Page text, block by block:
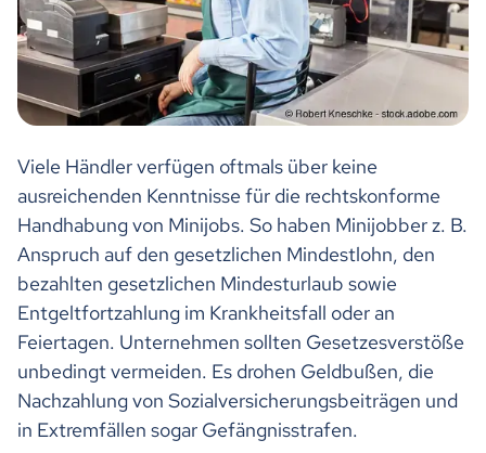
Viele Händler verfügen oftmals über keine
ausreichenden Kenntnisse für die rechtskonforme
Handhabung von Minijobs. So haben Minijobber z. B.
Anspruch auf den gesetzlichen Mindestlohn, den
bezahlten gesetzlichen Mindesturlaub sowie
Entgeltfortzahlung im Krankheitsfall oder an
Feiertagen. Unternehmen sollten Gesetzesverstöße
unbedingt vermeiden. Es drohen Geldbußen, die
Nachzahlung von Sozialversicherungsbeiträgen und
in Extremfällen sogar Gefängnisstrafen.